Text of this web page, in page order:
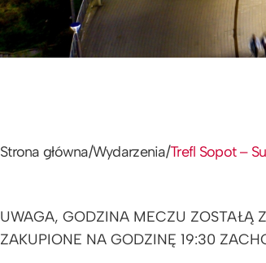
Strona główna/Wydarzenia/Trefl Sopot –
UWAGA, GODZINA MECZU ZOSTAŁĄ
ZAKUPIONE NA GODZINĘ 19:30